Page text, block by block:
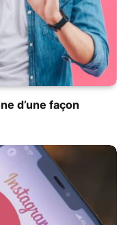
d’une façon